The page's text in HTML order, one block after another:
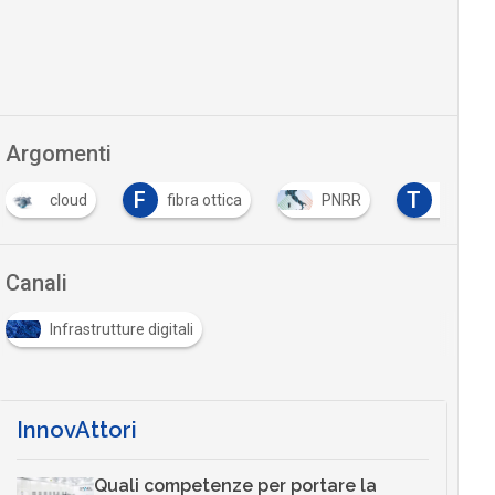
Argomenti
cloud F fibra ottica PNRR T
Canali
Infrastrutture digitali
InnovAttori
Quali competenze per portare la